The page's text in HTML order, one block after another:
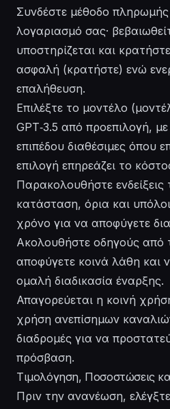
Συνδέστε μέθοδο
λογαριασμό σας·
υποστηρίζεται και
ασφαλή (κρατήστε) ενώ
επαλήθευση.
Επιλέξτε το μοντέλο
GPT‑3.5 από προεπιλογή,
επιπέδου διαθέσιμες όπου
επιλογή επηρεάζει το
Παρακολουθήστε ενδείξεις
κατάσταση, όρια και
χρόνο για να αποφύγετε
Ακολουθήστε οδηγούς από
αποφύγετε κοινά λάθη και
ομαλή διαδικασία έναρξης.
Απαγορεύεται η κοινή
χρήση ανεπίσημων
διαδρομές για να
πρόσβαση.
Τιμολόγηση, Ποσοστώσεις
Πριν την ανανέωση,